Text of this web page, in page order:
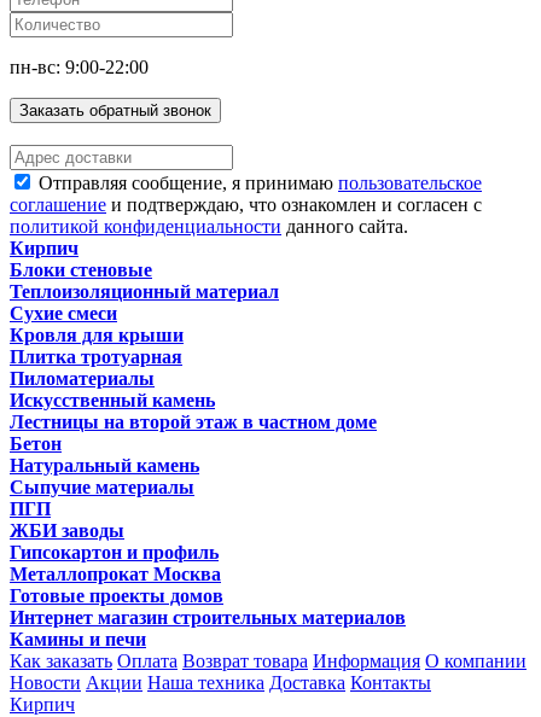
пн-вс: 9:00-22:00
Заказать обратный звонок
Отправляя сообщение, я принимаю пользовательское
соглашение и подтверждаю, что ознакомлен и согласен с
политикой конфиденциальности данного сайта.
Кирпич
Блоки стеновые
Теплоизоляционный материал
Сухие смеси
Кровля для крыши
Плитка тротуарная
Пиломатериалы
Искусственный камень
Лестницы на второй этаж в частном доме
Бетон
Натуральный камень
Сыпучие материалы
ПГП
ЖБИ заводы
Гипсокартон и профиль
Металлопрокат Москва
Готовые проекты домов
Интернет магазин строительных материалов
Камины и печи
Как заказать Оплата Возврат товара Информация О компании
Новости Акции Наша техника Доставка Контакты
Кирпич